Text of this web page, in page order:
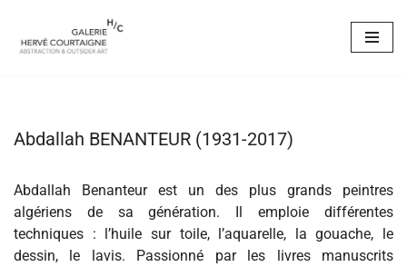
Aller
Abdallah BENANTEUR (1931-2017)
Abdallah Benanteur est un des plus grands peintres
algériens de sa génération. Il emploie différentes
techniques : l’huile sur toile, l’aquarelle, la gouache, le
dessin, le lavis. Passionné par les livres manuscrits